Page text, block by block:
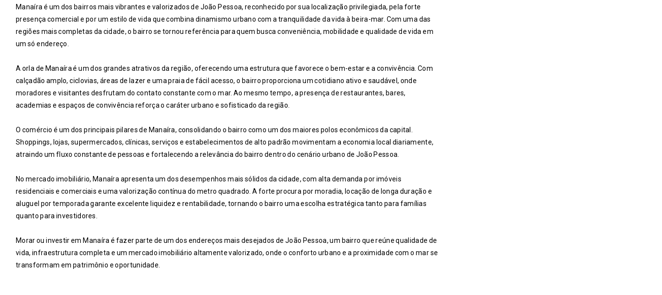
Manaíra é um dos bairros mais vibrantes e valorizados de João Pessoa, reconhecido por sua localização privilegiada, pela forte
presença comercial e por um estilo de vida que combina dinamismo urbano com a tranquilidade da vida à beira-mar. Com uma das
regiões mais completas da cidade, o bairro se tornou referência para quem busca conveniência, mobilidade e qualidade de vida em
um só endereço.
A orla de Manaíra é um dos grandes atrativos da região, oferecendo uma estrutura que favorece o bem-estar e a convivência. Com
calçadão amplo, ciclovias, áreas de lazer e uma praia de fácil acesso, o bairro proporciona um cotidiano ativo e saudável, onde
moradores e visitantes desfrutam do contato constante com o mar. Ao mesmo tempo, a presença de restaurantes, bares,
academias e espaços de convivência reforça o caráter urbano e sofisticado da região.
O comércio é um dos principais pilares de Manaíra, consolidando o bairro como um dos maiores polos econômicos da capital.
Shoppings, lojas, supermercados, clínicas, serviços e estabelecimentos de alto padrão movimentam a economia local diariamente,
atraindo um fluxo constante de pessoas e fortalecendo a relevância do bairro dentro do cenário urbano de João Pessoa.
No mercado imobiliário, Manaíra apresenta um dos desempenhos mais sólidos da cidade, com alta demanda por imóveis
residenciais e comerciais e uma valorização contínua do metro quadrado. A forte procura por moradia, locação de longa duração e
aluguel por temporada garante excelente liquidez e rentabilidade, tornando o bairro uma escolha estratégica tanto para famílias
quanto para investidores.
Morar ou investir em Manaíra é fazer parte de um dos endereços mais desejados de João Pessoa, um bairro que reúne qualidade de
vida, infraestrutura completa e um mercado imobiliário altamente valorizado, onde o conforto urbano e a proximidade com o mar se
transformam em patrimônio e oportunidade.